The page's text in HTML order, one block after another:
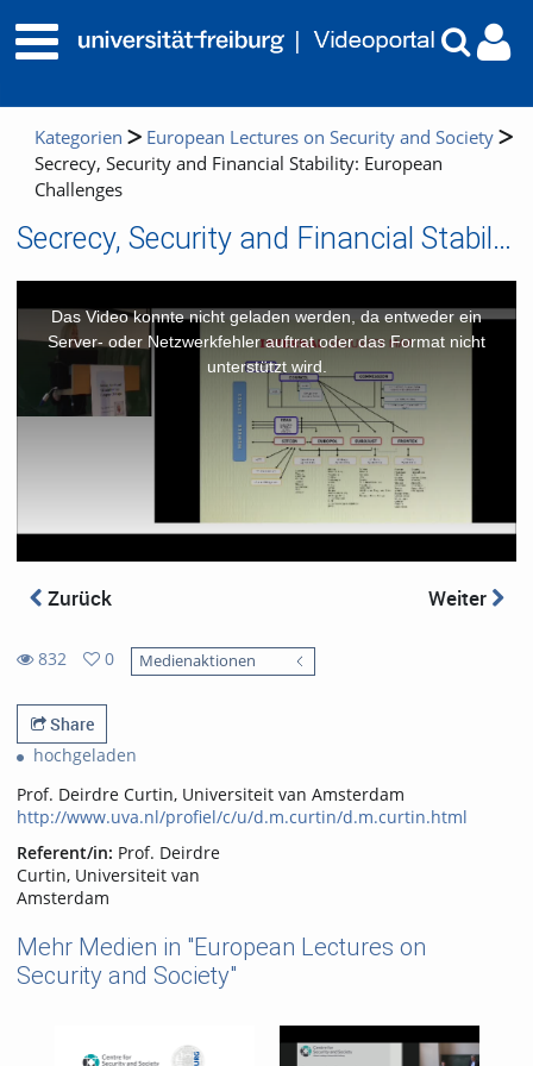
Kategorien
European Lectures on Security and Society
Secrecy, Security and Financial Stability: European
Challenges
Secrecy, Security and Financial Stability: European Challenges
a
window.
Das Video konnte nicht geladen werden, da entweder ein
Server- oder Netzwerkfehler auftrat oder das Format nicht
unterstützt wird.
Zurück Weiter
832
views
0
favorites
Medienaktionen
Share
hochgeladen
Prof. Deirdre Curtin, Universiteit van Amsterdam
http://www.uva.nl/profiel/c/u/d.m.curtin/d.m.curtin.html
Referent/in: Prof. Deirdre
Curtin, Universiteit van
Amsterdam
Mehr Medien in "European Lectures on
Security and Society"